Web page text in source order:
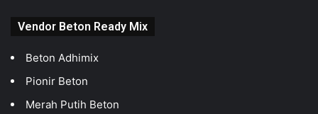
Vendor Beton Ready Mix
Beton Adhimix
Pionir Beton
Merah Putih Beton